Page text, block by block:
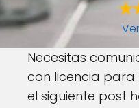
Necesitas
con licencia para
el siguiente post